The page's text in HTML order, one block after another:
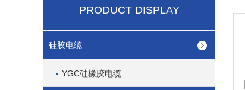
PRODUCT DISPLAY
硅胶电缆
YGC硅橡胶电缆